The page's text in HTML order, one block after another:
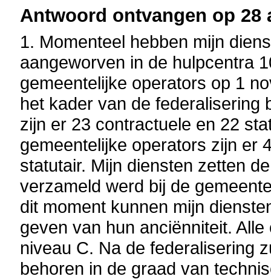
Antwoord ontvangen op 28
1. Momenteel hebben mijn
aangeworven in de hulpcentra
gemeentelijke operators op 1
het kader van de federalisering
zijn er 23 contractuele en 22
gemeentelijke operators zijn er
statutair. Mijn diensten zetten
verzameld werd bij de
dit moment kunnen mijn
geven van hun anciënniteit.
niveau C. Na de federalisering
behoren in de graad van